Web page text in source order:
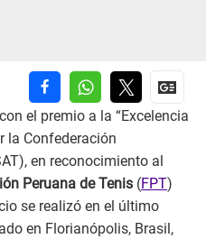
el premio a la “Excelencia
la Confederación
en reconocimiento al
Peruana de Tenis (FPT)
se realizó en el último
en Florianópolis, Brasil,